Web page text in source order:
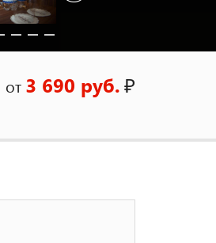
от 3 690 руб.₽